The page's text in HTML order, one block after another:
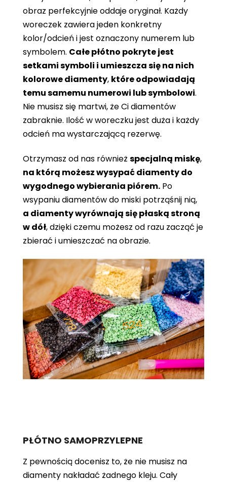
obraz perfekcyjnie oddaje oryginał. Każdy
woreczek zawiera jeden konkretny
kolor/odcień i jest oznaczony numerem lub
symbolem. Całe płótno pokryte jest
setkami symboli i umieszcza się na nich
kolorowe diamenty, które odpowiadają
temu samemu numerowi lub symbolowi.
Nie musisz się martwi, że Ci diamentów
zabraknie. Ilość w woreczku jest duża i każdy
odcień ma wystarczającą rezerwę.
Otrzymasz od nas również specjalną miskę,
na którą możesz wysypać diamenty do
wygodnego wybierania piórem. Po
wsypaniu diamentów do miski potrząśnij nią,
a diamenty wyrównają się płaską stroną
w dół, dzięki czemu możesz od razu zacząć je
zbierać i umieszczać na obrazie.
PŁÓTNO SAMOPRZYLEPNE
Z pewnością docenisz to, że nie musisz na
diamenty nakładać żadnego kleju. Cały